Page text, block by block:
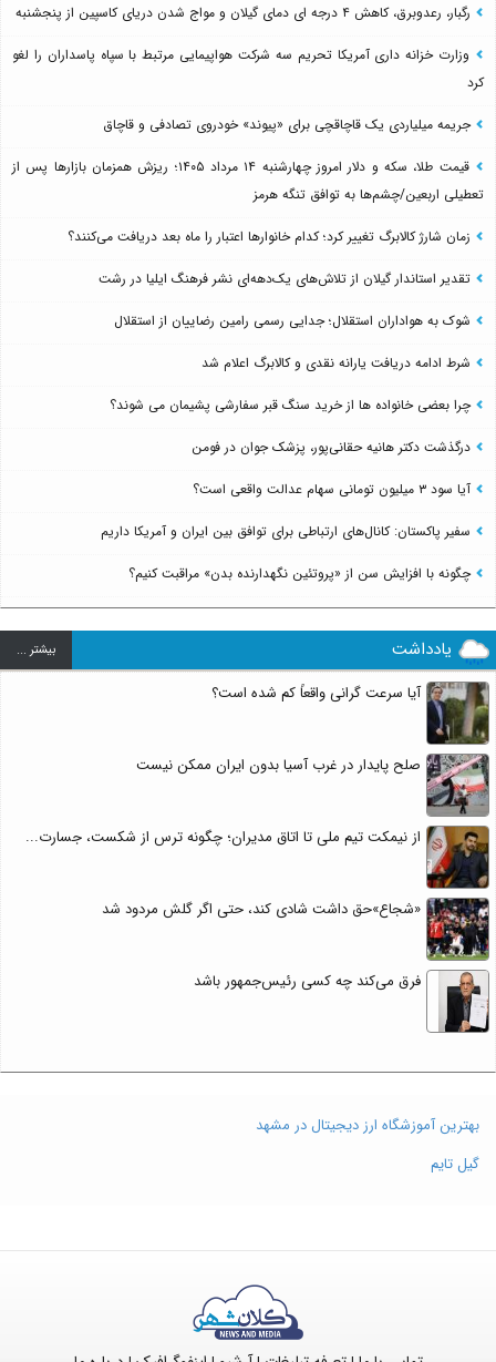
رگبار، رعدوبرق، کاهش ۴ درجه ای دمای گیلان و مواج شدن دریای کاسپین از پنجشنبه
وزارت خزانه داری آمریکا تحریم سه شرکت هواپیمایی مرتبط با سپاه پاسداران را لغو
کرد
جریمه میلیاردی یک قاچاقچی برای «پیوند» خودروی تصادفی و قاچاق
قیمت طلا، سکه و دلار امروز چهارشنبه ۱۴ مرداد ۱۴۰۵؛ ریزش همزمان بازارها پس از
تعطیلی اربعین/چشم‌ها به توافق تنگه هرمز
زمان شارژ کالابرگ تغییر کرد؛ کدام خانوارها اعتبار را ماه بعد دریافت می‌کنند؟
تقدیر استاندار گیلان از تلاش‌های یک‌دهه‌ای نشر فرهنگ ایلیا در رشت
شوک به هواداران استقلال؛ جدایی رسمی رامین رضاییان از استقلال
شرط ادامه دریافت یارانه نقدی و کالابرگ اعلام شد
چرا بعضی خانواده ها از خرید سنگ قبر سفارشی پشیمان می شوند؟
درگذشت دکتر هانیه حقانی‌پور، پزشک جوان در فومن
آیا سود ۳ میلیون تومانی سهام عدالت واقعی است؟
سفیر پاکستان: کانال‌های ارتباطی برای توافق بین ایران و آمریکا داریم
چگونه با افزایش سن از «پروتئین نگهدارنده بدن» مراقبت کنیم؟
یادداشت بيشتر ...
آیا سرعت گرانی واقعاً کم شده است؟
صلح پایدار در غرب آسیا بدون ایران ممکن نیست
از نیمکت تیم ملی تا اتاق مدیران؛ چگونه ترس از شکست، جسارت...
«شجاع»حق داشت شادی کند، حتی اگر گلش مردود شد
فرق می‌کند چه کسی رئیس‌جمهور باشد
بهترین آموزشگاه ارز دیجیتال در مشهد
گیل تایم